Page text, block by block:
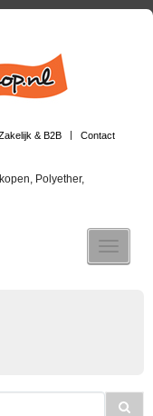
& B2B Contact
Polyether,
Toggle